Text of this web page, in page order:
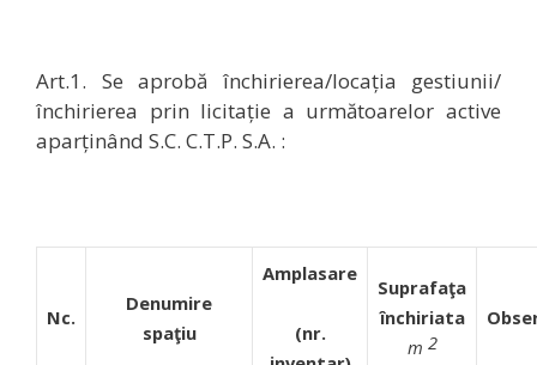
Art.1. Se aprobă închirierea/locația gestiunii/
închirierea prin licitație a următoarelor active
aparținând S.C. C.T.P. S.A. :
Nc.
Denumire
spaţiu
Amplasare
(nr.
Suprafaţa
închiriata
m 2